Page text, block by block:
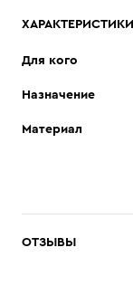
ХАРАКТЕРИСТИКИ
Для кого
Назначение
Материал
ОТЗЫВЫ